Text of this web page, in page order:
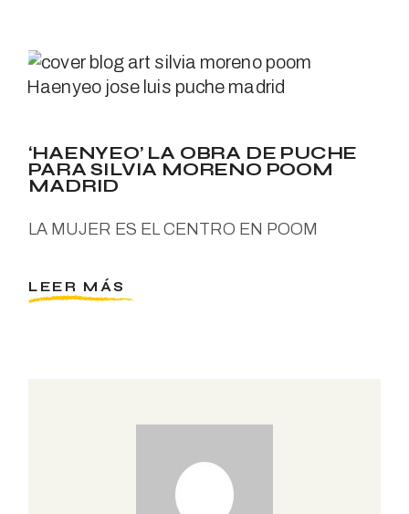
‘HAENYEO’ LA OBRA DE PUCHE
PARA SILVIA MORENO POOM
MADRID
LA MUJER ES EL CENTRO EN POOM
LEER MÁS